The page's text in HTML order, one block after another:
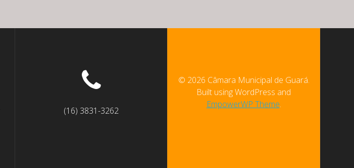
(16) 3831-3262
© 2026 Câmara Municipal de Guará.
Built using WordPress and
EmpowerWP Theme.